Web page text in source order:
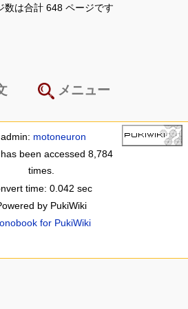
数は合計 648 ページです
メニュー
motoneuron
been accessed 8,784
times.
time: 0.042 sec
by PukiWiki
for PukiWiki